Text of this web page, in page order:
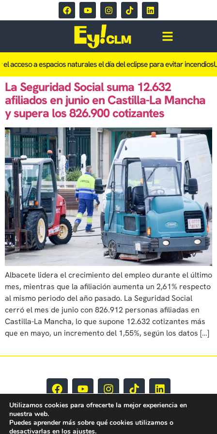
acceso a espacios naturales el día del eclipse para evitar incendios
La Seguridad Social suma 12.632
afiliados en junio en Castilla-La Mancha
y supera los 826.900 cotizantes
Albacete lidera el crecimiento del empleo durante el último
mes, mientras que la afiliación aumenta un 2,61% respecto
al mismo periodo del año pasado. La Seguridad Social
cerró el mes de junio con 826.912 personas afiliadas en
Castilla-La Mancha, lo que supone 12.632 cotizantes más
que en mayo, un incremento del 1,55%, según los datos […]
Utilizamos cookies para ofrecerte la mejor experiencia en
nuestra web.
Puedes aprender más sobre qué cookies utilizamos o
desactivarlas en los ajustes.